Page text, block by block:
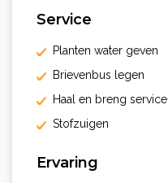
Service
Planten water geven
Brievenbus legen
Haal en breng service
Stofzuigen
Ervaring